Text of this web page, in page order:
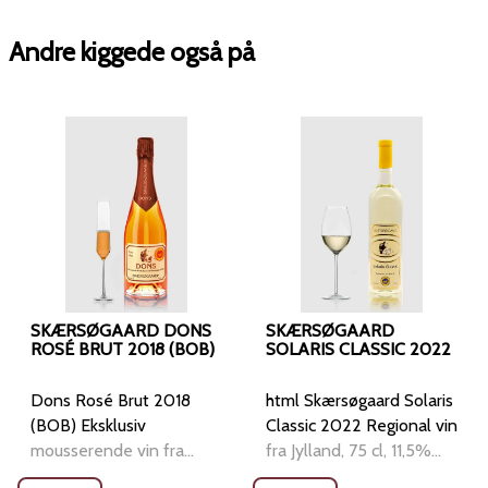
Andre kiggede også på
SKÆRSØGAARD DONS
ROSÉ BRUT 2018 (BOB)
Dons Rosé Brut 2018
(BOB) Eksklusiv
mousserende vin fra
Dons vinområde 75 cl.
SKÆRSØGAARD
SOLARIS CLASSIC 2022
html Skærsøgaard Solaris
Classic 2022 Regional vin
fra Jylland, 75 cl, 11,5%
vol. Produceret